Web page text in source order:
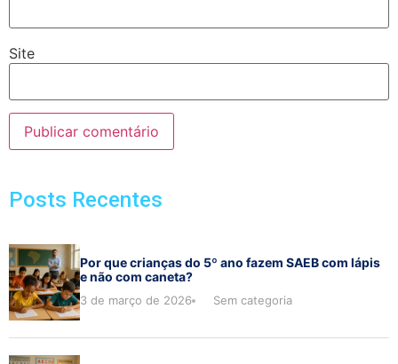
Site
Posts Recentes
Por que crianças do 5º ano fazem SAEB com lápis
e não com caneta?
3 de março de 2026 Sem categoria